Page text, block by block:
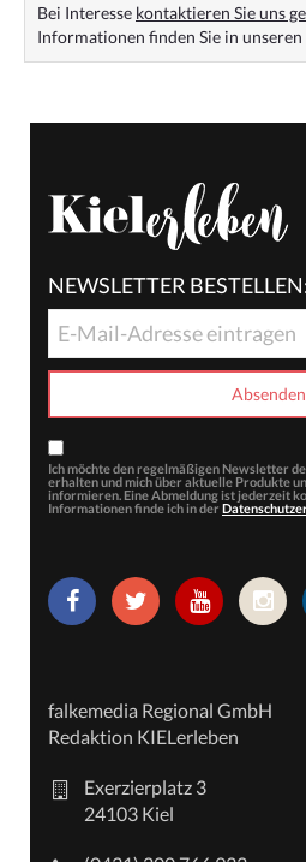
Bei Interesse kontaktieren Sie uns
Informationen finden Sie in unseren
NEWSLETTER
Ich möchte den regelmäßigen Newsletter
erhalten und mich über aktuelle Produkte
informieren. Eine Abmeldung ist jederzeit
Informationen finde ich in der
falkemedia Regional GmbH
Redaktion KIELerleben
Exerzierplatz 3
24103 Kiel